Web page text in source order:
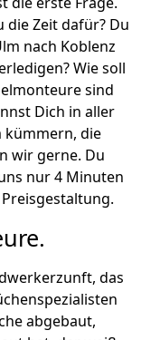
die Zeit dafür? Du
nach Koblenz
Wie soll
sind
Dich in aller
kümmern, die
wir gerne. Du
nur 4 Minuten
das
abgebaut,